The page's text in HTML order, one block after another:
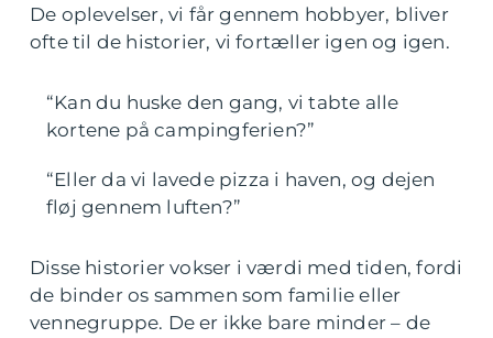
De oplevelser, vi får gennem hobbyer, bliver
ofte til de historier, vi fortæller igen og igen.
“Kan du huske den gang, vi tabte alle
kortene på campingferien?”
“Eller da vi lavede pizza i haven, og dejen
fløj gennem luften?”
Disse historier vokser i værdi med tiden, fordi
de binder os sammen som familie eller
vennegruppe. De er ikke bare minder – de